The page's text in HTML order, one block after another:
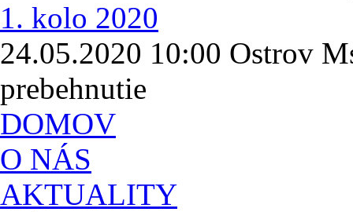
1. kolo 2020
24.05.2020 10:00 Ostrov
prebehnutie
DOMOV
O NÁS
AKTUALITY